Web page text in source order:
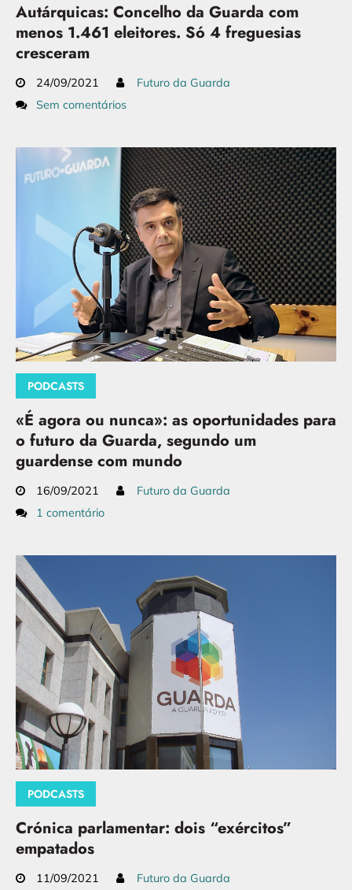
Autárquicas: Concelho da Guarda com
menos 1.461 eleitores. Só 4 freguesias
cresceram
24/09/2021
Futuro da Guarda
Sem comentários
PODCASTS
«É agora ou nunca»: as oportunidades para
o futuro da Guarda, segundo um
guardense com mundo
16/09/2021
Futuro da Guarda
1 comentário
PODCASTS
Crónica parlamentar: dois “exércitos”
empatados
11/09/2021 Futuro da Guarda